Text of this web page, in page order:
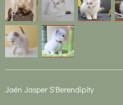
Jaén Jasper S'Berendipity